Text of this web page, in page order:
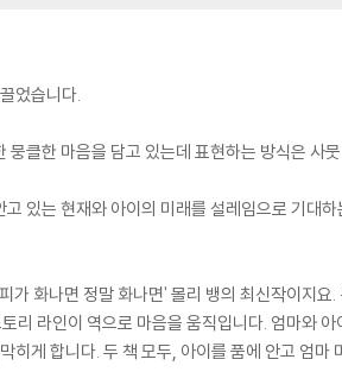
었습니다.
클한 마음을 담고 있는데 표현하는 방식은 사
있는 현재와 아이의 미래를 설레임으로 기대
화나면 정말 화나면' 몰리 뱅의 최신작이지요
라인이 역으로 마음을 움직입니다. 엄마와
게 합니다. 두 책 모두, 아이를 품에 안고 엄마